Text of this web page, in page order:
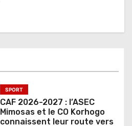
SPORT
CAF 2026-2027 : l’ASEC
Mimosas et le CO Korhogo
connaissent leur route vers